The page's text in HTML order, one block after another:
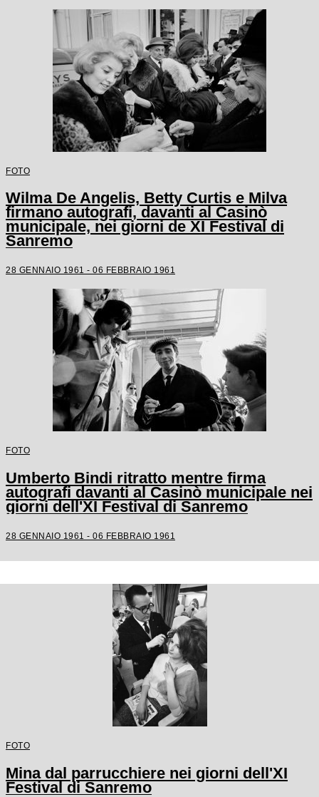
FOTO
Wilma De Angelis, Betty Curtis e Milva
firmano autografi, davanti al Casinò
municipale, nei giorni de XI Festival di
Sanremo
28 GENNAIO 1961 - 06 FEBBRAIO 1961
FOTO
Umberto Bindi ritratto mentre firma
autografi davanti al Casinò municipale nei
giorni dell'XI Festival di Sanremo
28 GENNAIO 1961 - 06 FEBBRAIO 1961
FOTO
Mina dal parrucchiere nei giorni dell'XI
Festival di Sanremo